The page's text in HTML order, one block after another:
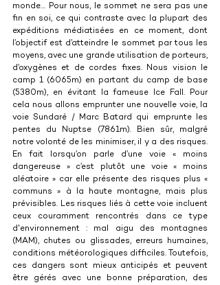
monde… Pour nous, le sommet ne sera pas une
fin en soi, ce qui contraste avec la plupart des
expéditions médiatisées en ce moment, dont
l’objectif est d’atteindre le sommet par tous les
moyens, avec une grande utilisation de porteurs,
d’oxygènes et de cordes fixes. Nous vision le
camp 1 (6065m) en partant du camp de base
(5380m), en évitant la fameuse Ice Fall. Pour
cela nous allons emprunter une nouvelle voie, la
voie Sundaré / Marc Batard qui emprunte les
pentes du Nuptse (7861m). Bien sûr, malgré
notre volonté de les minimiser, il y a des risques.
En fait lorsqu’on parle d’une voie « moins
dangereuse » c’est plutôt une voie « moins
aléatoire » car elle présente des risques plus «
communs » à la haute montagne, mais plus
prévisibles. Les risques liés à cette voie incluent
ceux couramment rencontrés dans ce type
d'environnement : mal aigu des montagnes
(MAM), chutes ou glissades, erreurs humaines,
conditions météorologiques difficiles. Toutefois,
ces dangers sont mieux anticipés et peuvent
être gérés avec une bonne préparation, des